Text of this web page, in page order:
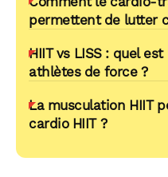
permettent de lutter
HIIT vs LISS : quel
athlètes de force ?
La musculation HIIT
cardio HIIT ?